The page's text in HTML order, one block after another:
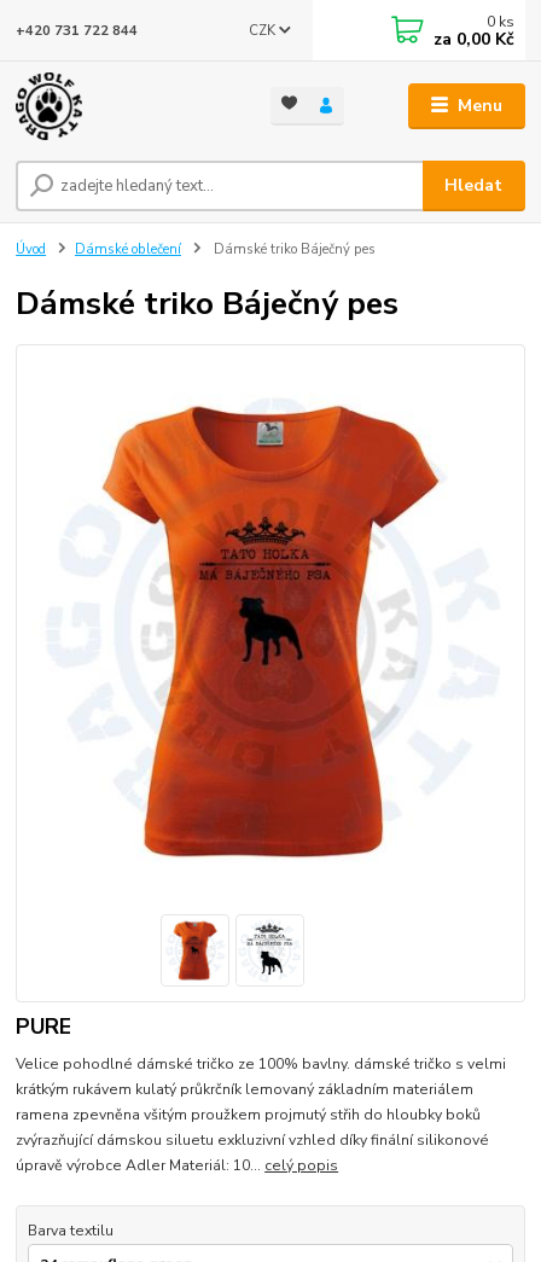
Menu
CZK
Hledat
+420 731 722 844 0 ks
za 0,00 Kč
Úvod Dámské oblečení Dámské triko Báječný pes
Dámské triko Báječný pes
PURE
Velice pohodlné dámské tričko ze 100% bavlny. dámské tričko s velmi
krátkým rukávem kulatý průkrčník lemovaný základním materiálem
ramena zpevněna všitým proužkem projmutý střih do hloubky boků
zvýrazňující dámskou siluetu exkluzivní vzhled díky finální silikonové
úpravě výrobce Adler Materiál: 10... celý popis
Barva textilu